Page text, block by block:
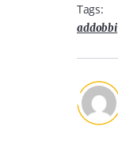
Tags:
addobbi